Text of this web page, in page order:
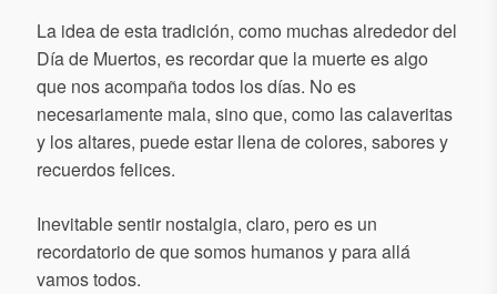
La idea de esta tradición, como muchas alrededor del
Día de Muertos, es recordar que la muerte es algo
que nos acompaña todos los días. No es
necesariamente mala, sino que, como las calaveritas
y los altares, puede estar llena de colores, sabores y
recuerdos felices.
Inevitable sentir nostalgia, claro, pero es un
recordatorio de que somos humanos y para allá
vamos todos.